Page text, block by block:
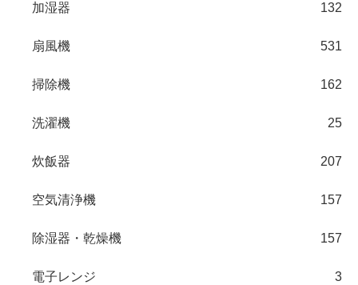
加湿器 132
扇風機 531
掃除機 162
洗濯機 25
炊飯器 207
空気清浄機 157
除湿器・乾燥機 157
電子レンジ 3